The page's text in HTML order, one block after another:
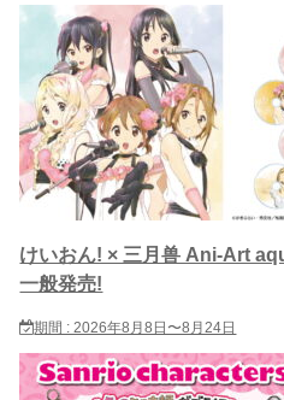
けいおん! × 三月兽 Ani-Art
一般発売!
期間 : 2026年8月8日〜8月24日